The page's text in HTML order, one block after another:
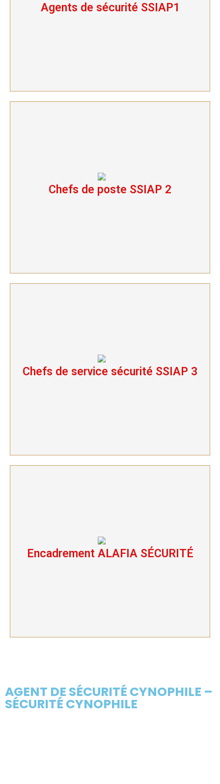
Agents de sécurité SSIAP1
Agents de sécurité SSIAP1
Chefs de poste SSIAP 2
Chefs de poste SSIAP 2
Chefs de service sécurité SSIAP 3
Chefs de service sécurité SSIAP 3
Encadrement ALAFIA SÉCURITÉ
Encadrement ALAFIA SÉCURITÉ
AGENT DE SÉCURITÉ CYNOPHILE –
SÉCURITÉ CYNOPHILE